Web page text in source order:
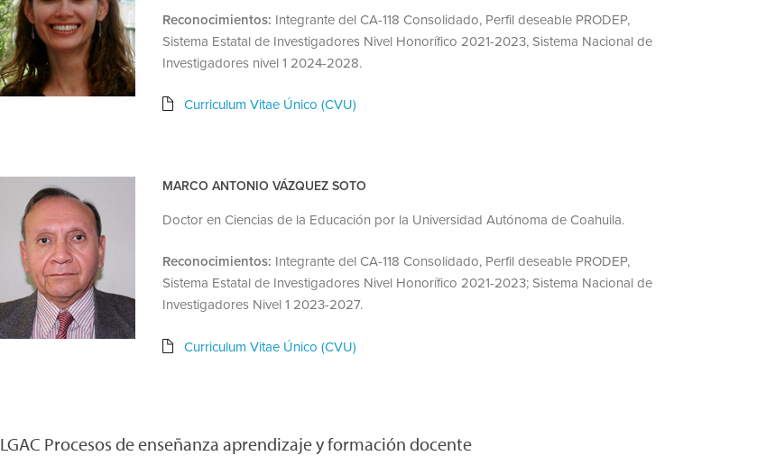
Reconocimientos: Integrante del CA-118 Consolidado, Perfil deseable PRODEP,
Sistema Estatal de Investigadores Nivel Honorífico 2021-2023, Sistema Nacional de
Investigadores nivel 1 2024-2028.
Curriculum Vitae Único (CVU)
MARCO ANTONIO VÁZQUEZ SOTO
Doctor en Ciencias de la Educación por la Universidad Autónoma de Coahuila.
Reconocimientos: Integrante del CA-118 Consolidado, Perfil deseable PRODEP,
Sistema Estatal de Investigadores Nivel Honorífico 2021-2023; Sistema Nacional de
Investigadores Nivel 1 2023-2027.
Curriculum Vitae Único (CVU)
LGAC Procesos de enseñanza aprendizaje y formación docente